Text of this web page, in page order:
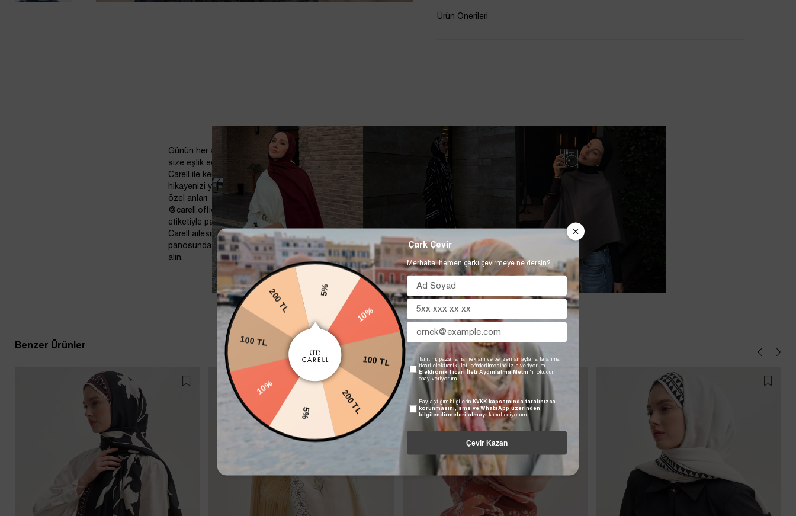
Ürün Önerileri
Günün her anında
size eşlik eden
Carell ile kendi stil
hikayenizi yazın. Bu
özel anları
@carell.official
etiketiyle paylaşarak
Carell ailesinin selfie
panosunda yerinizi
alın.
Benzer Ürünler
5%
10%
100 TL
200 TL
5%
10%
100 TL
200 TL
Çark Çevir
Merhaba, hemen çarkı çevirmeye ne dersin?
Tanıtım, pazarlama, reklam ve benzeri amaçlarla tarafıma
ticari elektronik ileti gönderilmesine izin veriyorum.
Elektronik Ticari İleti Aydınlatma Metni 'ni okudum
onay veriyorum.
Paylaştığım bilgilerin
KVKK kapsamında tarafınızca
korunmasını, sms ve WhatsApp üzerinden
bilgilendirmeleri almayı
kabul ediyorum.
Çevir Kazan